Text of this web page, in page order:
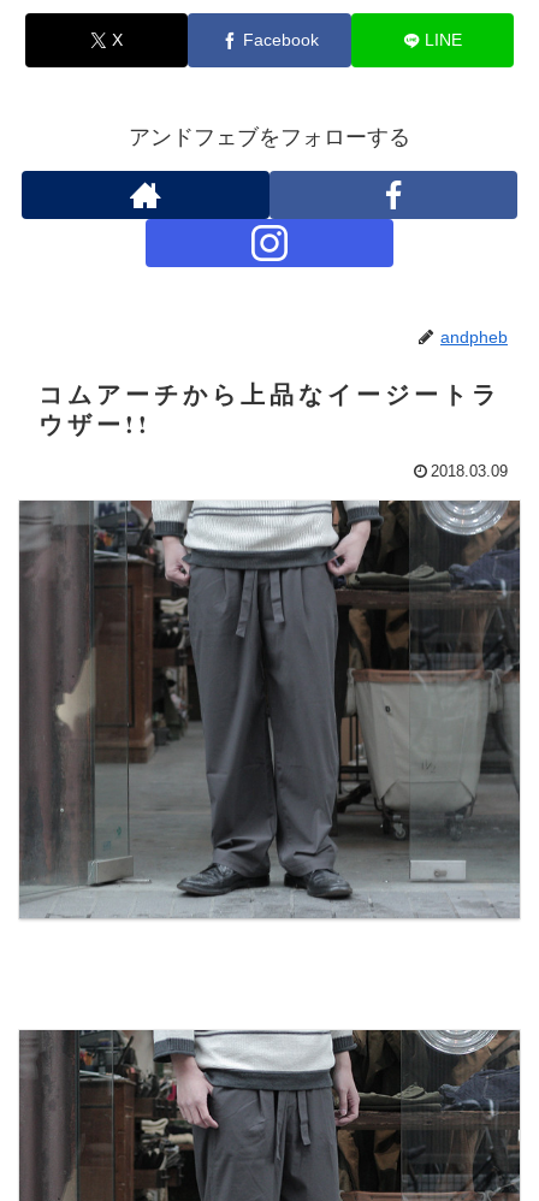
X Facebook LINE
アンドフェブをフォローする
andpheb
コムアーチから上品なイージートラ
ウザー!!
2018.03.09